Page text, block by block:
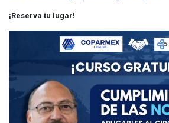
¡Reserva tu lugar!